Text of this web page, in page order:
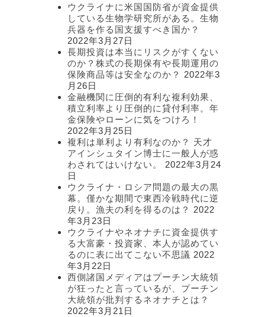
ウクライナに米国国防省が資金提供
している生物学研究所がある。生物
兵器を作る国支援すべき国か？
2022年3月27日
長期投資は本当にリスクがすくない
のか？株式の長期保有や長期運用の
保険商品等は安全なのか？
2022年3
月26日
金融機関に圧倒的有利な複利効果、
積立利率より圧倒的に貸付利率。年
金保険やローンに気をつけろ！
2022年3月25日
複利は単利より有利なのか？ 天才
アインシュタイン博士に一般人が惑
わされてはいけない。
2022年3月24
日
ウクライナ・ロシア問題の最大の黒
幕。僅かな期間で東西冷戦時代に逆
戻り。漁夫の利を得るのは？
2022
年3月23日
ウクライナやネオナチに資金提供す
る大富豪・投資家、本人が認めてい
るのに表に出てこない不思議 2022
年3月22日
西側諸国メディアはプーチン大統領
が狂ったと言っているが、プーチン
大統領が批判するネオナチとは？
2022年3月21日